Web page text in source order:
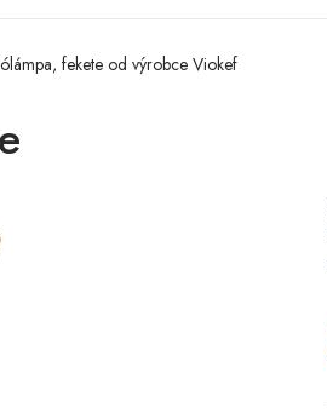
fekete od výrobce Viokef